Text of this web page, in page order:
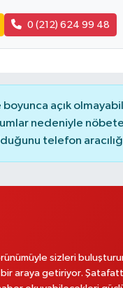
0 (212) 624 99 48
açık
nedeniyle
telefon
sizleri
araya getiriyor.